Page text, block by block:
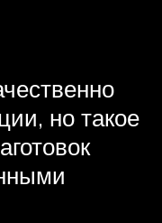
но такое